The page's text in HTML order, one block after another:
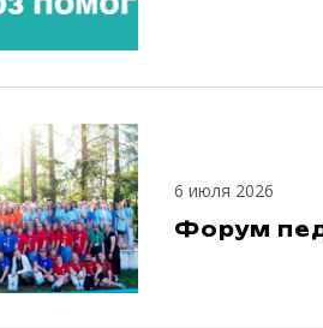
6 июля 2026
Форум